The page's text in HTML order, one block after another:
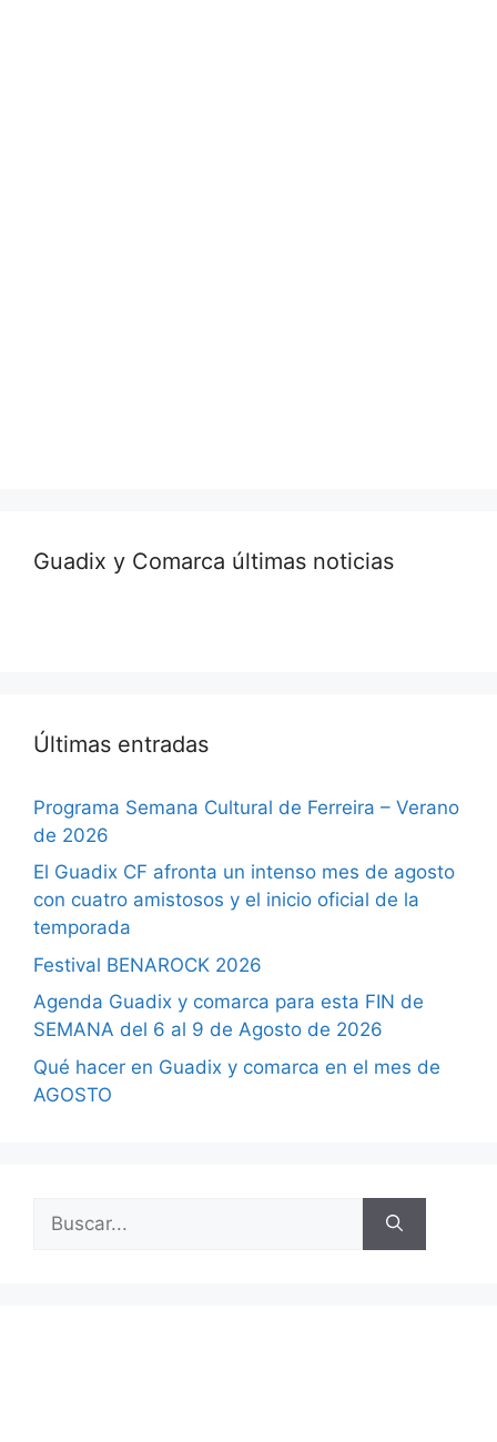
Guadix y Comarca últimas noticias
Últimas entradas
Programa Semana Cultural de Ferreira – Verano
de 2026
El Guadix CF afronta un intenso mes de agosto
con cuatro amistosos y el inicio oficial de la
temporada
Festival BENAROCK 2026
Agenda Guadix y comarca para esta FIN de
SEMANA del 6 al 9 de Agosto de 2026
Qué hacer en Guadix y comarca en el mes de
AGOSTO